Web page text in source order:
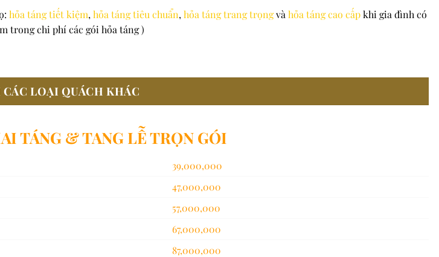
hỏa táng tiết kiệm, hỏa táng tiêu chuẩn, hỏa táng trang trọngvà hỏa táng cao cấpkhi gia đình có
trong chi phí các gói hỏa táng )
LOẠI QUÁCH KHÁC
TÁNG & TANG LỄ TRỌN GÓI
39,000,000
47,000,000
57,000,000
67,000,000
87,000,000